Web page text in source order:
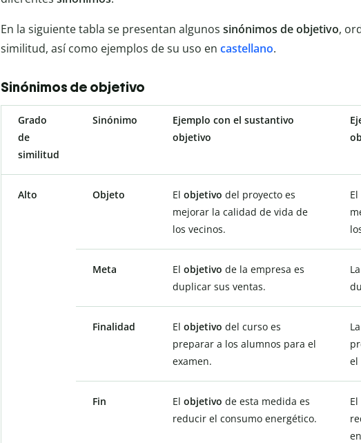
En la siguiente tabla se presentan algunos sinónimos de objetivo,
similitud, así como ejemplos de su uso en castellano.
Sinónimos de objetivo
Grado
de
similitud
Sinónimo
Ejemplo con el sustantivo
objetivo
Alto Objeto El objetivo del proyecto es
mejorar la calidad de vida de
los vecinos.
El
Meta El objetivo de la empresa es
duplicar sus ventas.
La
Finalidad El objetivo del curso es
preparar a los alumnos para el
examen.
La
el
Fin El objetivo de esta medida es
reducir el consumo energético.
El